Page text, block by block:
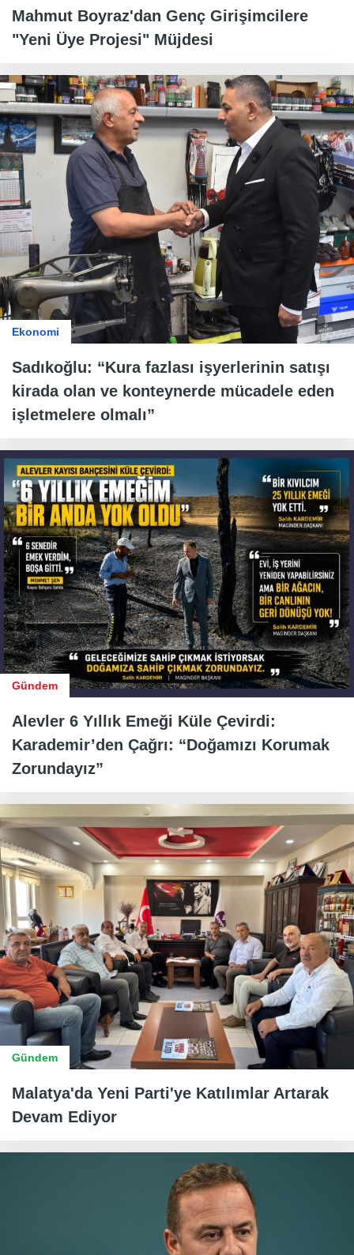
Mahmut Boyraz'dan Genç Girişimcilere
"Yeni Üye Projesi" Müjdesi
Ekonomi
Sadıkoğlu: “Kura fazlası işyerlerinin satışı
kirada olan ve konteynerde mücadele eden
işletmelere olmalı”
Gündem
Alevler 6 Yıllık Emeği Küle Çevirdi:
Karademir’den Çağrı: “Doğamızı Korumak
Zorundayız”
Gündem
Malatya'da Yeni Parti'ye Katılımlar Artarak
Devam Ediyor